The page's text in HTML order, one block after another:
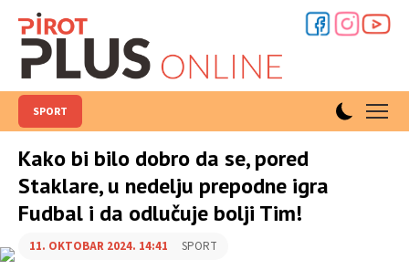
SPORT
Kako bi bilo dobro da se, pored
Staklare, u nedelju prepodne igra
Fudbal i da odlučuje bolji Tim!
11. OKTOBAR 2024. 14:41 SPORT